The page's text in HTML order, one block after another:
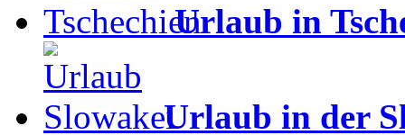
Urlaub in
Urlaub in der